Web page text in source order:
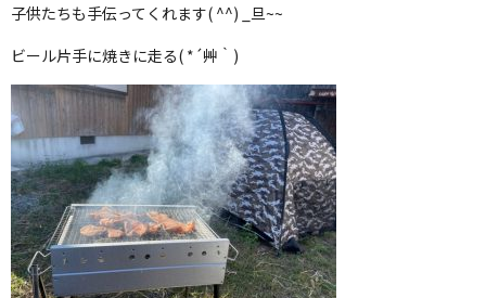
子供たちも手伝ってくれます( ^^) _旦~~
ビール片手に焼きに走る( *´艸｀)